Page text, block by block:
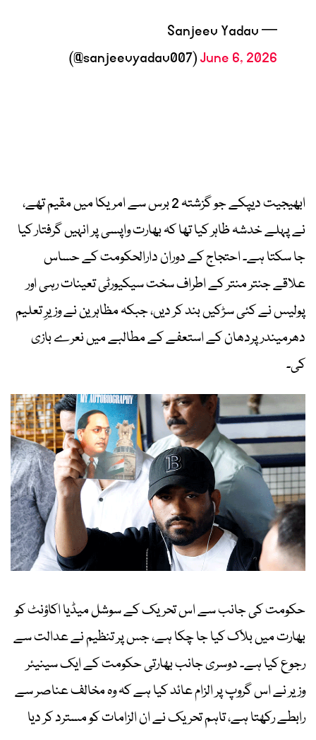
— Sanjeev Yadav
(@sanjeevyadav007)June 6, 2026
ابھیجیت دیپکے جو گزشتہ 2 برس سے امریکا میں مقیم تھے،
نے پہلے خدشہ ظاہر کیا تھا کہ بھارت واپسی پر انہیں گرفتار کیا
جا سکتا ہے۔ احتجاج کے دوران دارالحکومت کے حساس
علاقے جنتر منتر کے اطراف سخت سیکیورٹی تعینات رہی اور
پولیس نے کئی سڑکیں بند کر دیں، جبکہ مظاہرین نے وزیرِ تعلیم
دھرمیندر پردھان کے استعفے کے مطالبے میں نعرے بازی
کی۔
حکومت کی جانب سے اس تحریک کے سوشل میڈیا اکاؤنٹ کو
بھارت میں بلاک کیا جا چکا ہے، جس پر تنظیم نے عدالت سے
رجوع کیا ہے۔ دوسری جانب بھارتی حکومت کے ایک سینیئر
وزیر نے اس گروپ پر الزام عائد کیا ہے کہ وہ مخالف عناصر سے
رابطے رکھتا ہے، تاہم تحریک نے ان الزامات کو مسترد کر دیا